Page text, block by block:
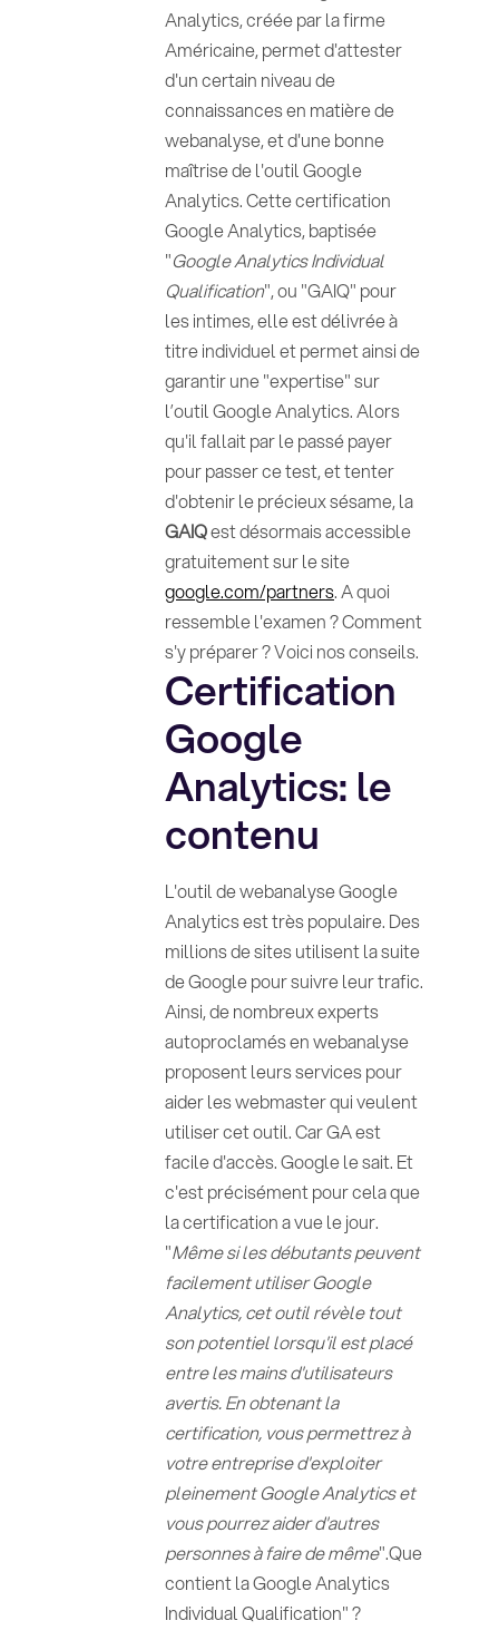
Analytics, créée par la firme
Américaine, permet d'attester
d'un certain niveau de
connaissances en matière de
webanalyse, et d'une bonne
maîtrise de l'outil Google
Analytics. Cette certification
Google Analytics, baptisée
"Google Analytics Individual
Qualification", ou "GAIQ" pour
les intimes, elle est délivrée à
titre individuel et permet ainsi de
garantir une "expertise" sur
l’outil Google Analytics. Alors
qu'il fallait par le passé payer
pour passer ce test, et tenter
d'obtenir le précieux sésame, la
GAIQest désormais accessible
gratuitement sur le site
google.com/partners. A quoi
ressemble l'examen ? Comment
s'y préparer ? Voici nos conseils.
Certification
Google
Analytics: le
contenu
L'outil de webanalyse Google
Analytics est très populaire. Des
millions de sites utilisent la suite
de Google pour suivre leur trafic.
Ainsi, de nombreux experts
autoproclamés en webanalyse
proposent leurs services pour
aider les webmaster qui veulent
utiliser cet outil. Car GA est
facile d'accès. Google le sait. Et
c'est précisément pour cela que
la certification a vue le jour.
"Même si les débutants peuvent
facilement utiliser Google
Analytics, cet outil révèle tout
son potentiel lorsqu'il est placé
entre les mains d'utilisateurs
avertis. En obtenant la
certification, vous permettrez à
votre entreprise d'exploiter
pleinement Google Analytics et
vous pourrez aider d'autres
personnes à faire de même".Que
contient la Google Analytics
Individual Qualification" ?